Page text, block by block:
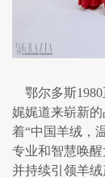
鄂尔多斯1980
娓娓道来崭新
着“中国羊绒，
专业和智慧唤
并持续引领羊